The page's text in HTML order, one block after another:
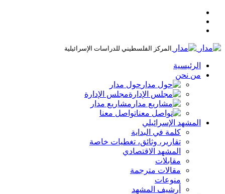
المركز الفلسطيني للدراسات الإسرائيلية
الرئيسية
من نحن
حول مدار
مجلس الإدارة
مشاريع مدار
تواصل معنا
المشهد الإسرائيلي
كلمة في البداية
تقارير، وثائق، تغطيات خاصة
المشهد الاقتصادي
مقابلات
مقالات مترجمة
منوعات
أرشيف المشهد